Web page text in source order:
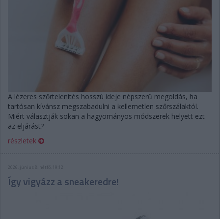
A lézeres szőrtelenítés hosszú ideje népszerű megoldás, ha
tartósan kívánsz megszabadulni a kellemetlen szőrszálaktól.
Miért választják sokan a hagyományos módszerek helyett ezt
az eljárást?
részletek
2026. június 8. hétfő, 19:12
Így vigyázz a sneakeredre!